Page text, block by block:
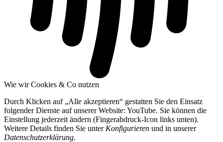
Wie wir Cookies & Co nutzen
Durch Klicken auf „Alle akzeptieren“ gestatten Sie den Einsatz
folgender Dienste auf unserer Website: YouTube. Sie können die
Einstellung jederzeit ändern (Fingerabdruck-Icon links unten).
Weitere Details finden Sie unter Konfigurieren und in unserer
Datenschutzerklärung.